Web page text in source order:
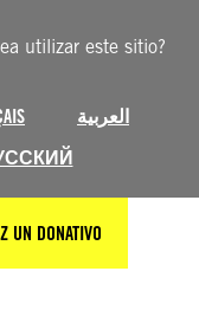
utilizar este sitio?
العربية
UN DONATIVO